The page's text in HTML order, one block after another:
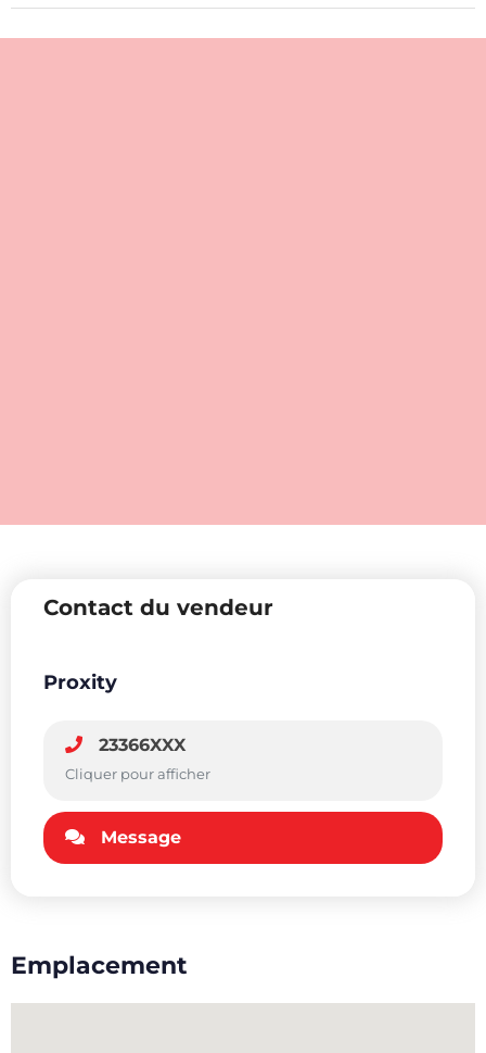
Contact du vendeur
Proxity
23366XXX
Cliquer pour afficher
Message
Emplacement